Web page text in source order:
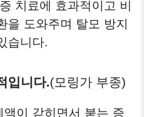
치료에 효과적이고 비
을 도와주며 탈모 방지
습니다.
입니다.(모링가 부종)
이 갇히면서 붇는 증